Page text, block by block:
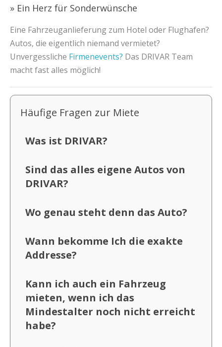
» Ein Herz für Sonderwünsche
Eine Fahrzeuganlieferung zum Hotel oder Flughafen?
Autos, die eigentlich niemand vermietet?
Unvergessliche Firmenevents? Das DRIVAR Team
macht fast alles möglich!
Häufige Fragen zur Miete
Was ist DRIVAR?
Sind das alles eigene Autos von
DRIVAR?
Wo genau steht denn das Auto?
Wann bekomme Ich die exakte
Addresse?
Kann ich auch ein Fahrzeug
mieten, wenn ich das
Mindestalter noch nicht erreicht
habe?